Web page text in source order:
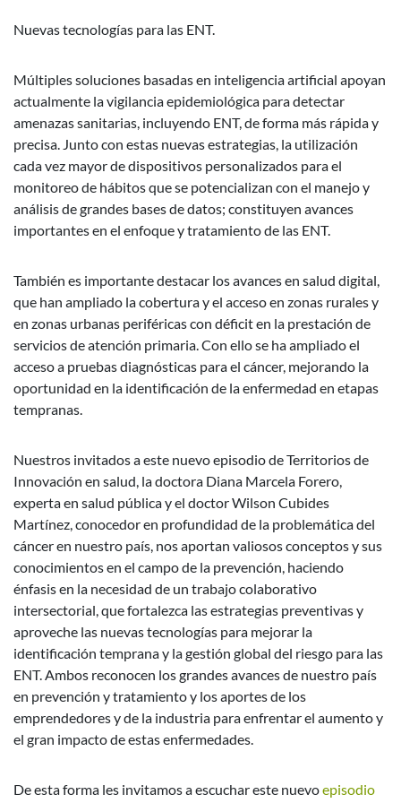
Nuevas tecnologías para las ENT.
Múltiples soluciones basadas en inteligencia artificial apoyan
actualmente la vigilancia epidemiológica para detectar
amenazas sanitarias, incluyendo ENT, de forma más rápida y
precisa. Junto con estas nuevas estrategias, la utilización
cada vez mayor de dispositivos personalizados para el
monitoreo de hábitos que se potencializan con el manejo y
análisis de grandes bases de datos; constituyen avances
importantes en el enfoque y tratamiento de las ENT.
También es importante destacar los avances en salud digital,
que han ampliado la cobertura y el acceso en zonas rurales y
en zonas urbanas periféricas con déficit en la prestación de
servicios de atención primaria. Con ello se ha ampliado el
acceso a pruebas diagnósticas para el cáncer, mejorando la
oportunidad en la identificación de la enfermedad en etapas
tempranas.
Nuestros invitados a este nuevo episodio de Territorios de
Innovación en salud, la doctora Diana Marcela Forero,
experta en salud pública y el doctor Wilson Cubides
Martínez, conocedor en profundidad de la problemática del
cáncer en nuestro país, nos aportan valiosos conceptos y sus
conocimientos en el campo de la prevención, haciendo
énfasis en la necesidad de un trabajo colaborativo
intersectorial, que fortalezca las estrategias preventivas y
aproveche las nuevas tecnologías para mejorar la
identificación temprana y la gestión global del riesgo para las
ENT. Ambos reconocen los grandes avances de nuestro país
en prevención y tratamiento y los aportes de los
emprendedores y de la industria para enfrentar el aumento y
el gran impacto de estas enfermedades.
De esta forma les invitamos a escuchar este nuevoepisodio